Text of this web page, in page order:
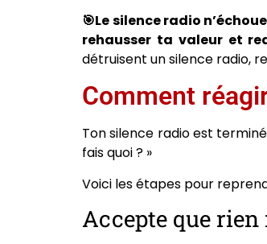
🎯Le silence radio
rehausser ta valeur et
détruisent un silence radio,
Comment
Ton silence radio est
fais quoi ? »
Voici les étapes pour
Accepte que rien